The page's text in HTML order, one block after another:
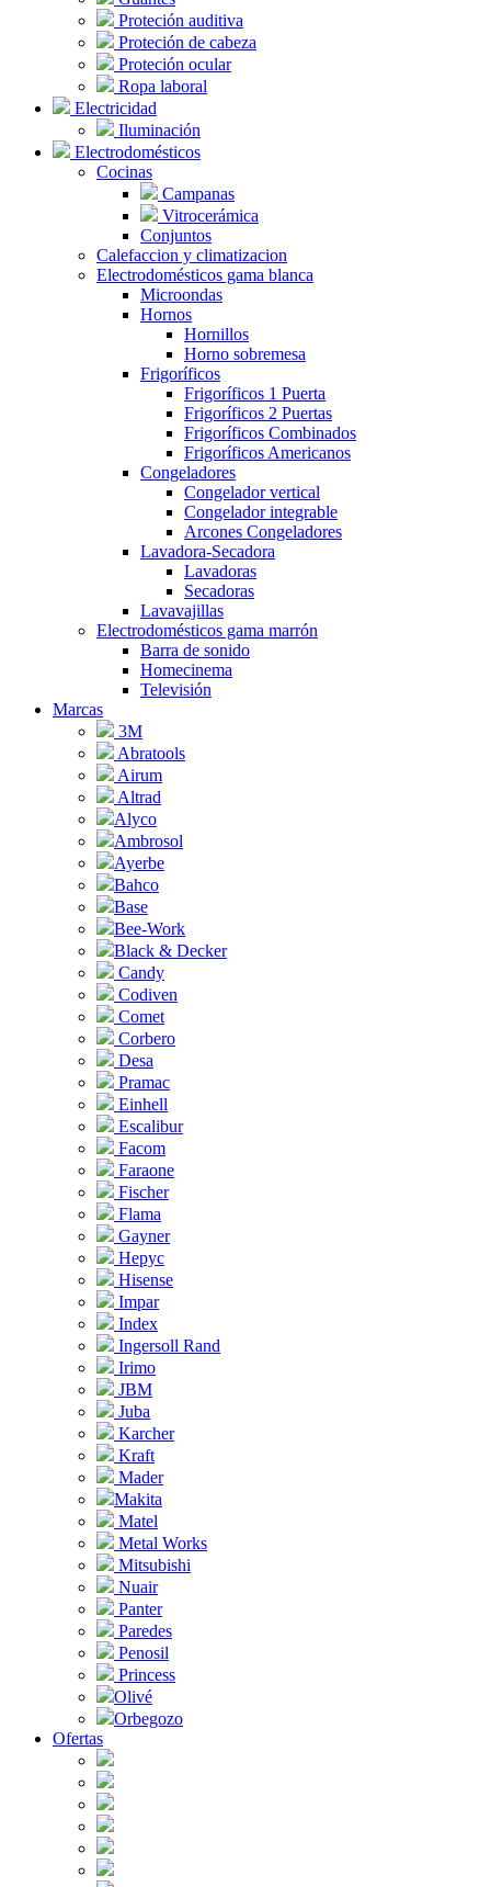
Proteción auditiva
Proteción de cabeza
Proteción ocular
Ropa laboral
Electricidad
Iluminación
Electrodomésticos
Cocinas
Campanas
Vitrocerámica
Conjuntos
Calefaccion y climatizacion
Electrodomésticos gama blanca
Microondas
Hornos
Hornillos
Horno sobremesa
Frigoríficos
Frigoríficos 1 Puerta
Frigoríficos 2 Puertas
Frigoríficos Combinados
Frigoríficos Americanos
Congeladores
Congelador vertical
Congelador integrable
Arcones Congeladores
Lavadora-Secadora
Lavadoras
Secadoras
Lavavajillas
Electrodomésticos gama marrón
Barra de sonido
Homecinema
Televisión
Marcas
3M
Abratools
Airum
Altrad
Alyco
Ambrosol
Ayerbe
Bahco
Base
Bee-Work
Black & Decker
Candy
Codiven
Comet
Corbero
Desa
Pramac
Einhell
Escalibur
Facom
Faraone
Fischer
Flama
Gayner
Hepyc
Hisense
Impar
Index
Ingersoll Rand
Irimo
JBM
Juba
Karcher
Kraft
Mader
Makita
Matel
Metal Works
Mitsubishi
Nuair
Panter
Paredes
Penosil
Princess
Olivé
Orbegozo
Ofertas